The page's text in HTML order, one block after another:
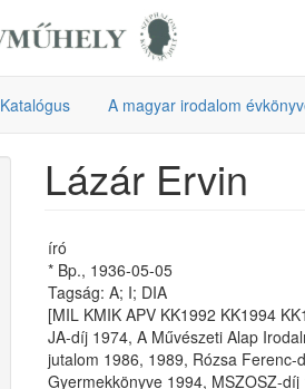
Katalógus A magyar irodalom
Lázár Ervin
író
* Bp., 1936-05-05
Tagság: A; I; DIA
[MIL KMIK APV KK1992 KK1994
JA-díj 1974, A Művészeti Alap
jutalom 1986, 1989, Rózsa
Gyermekkönyve 1994, MSZOSZ-